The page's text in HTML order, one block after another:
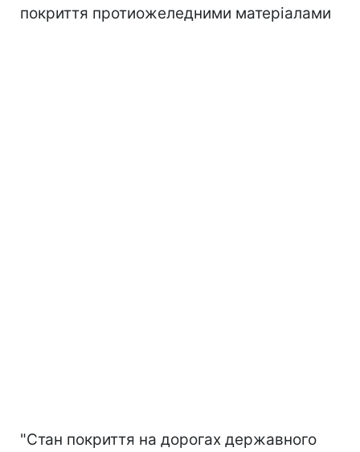
покриття протиожеледними матеріалами
"Стан покриття на дорогах державного